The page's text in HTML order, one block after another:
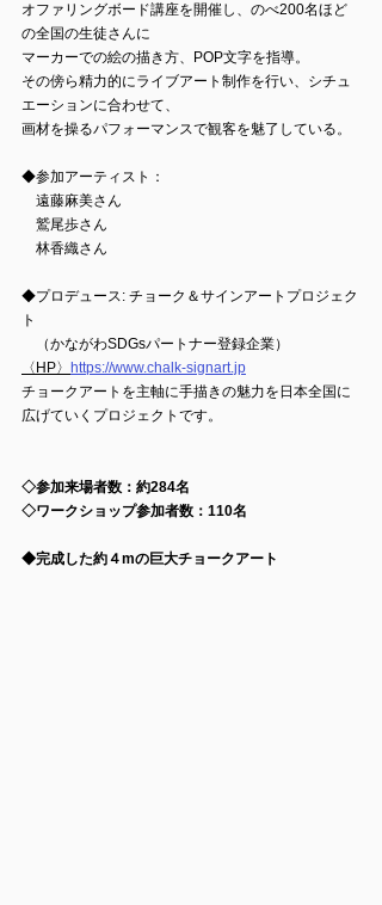
オファリングボード講座を開催し、のべ200名ほど
の全国の生徒さんに
マーカーでの絵の描き方、POP文字を指導。
その傍ら精力的にライブアート制作を行い、シチュ
エーションに合わせて、
画材を操るパフォーマンスで観客を魅了している。
◆参加アーティスト：
遠藤麻美さん
鷲尾歩さん
林香織さん
◆プロデュース: チョーク＆サインアートプロジェク
ト
（かながわSDGsパートナー登録企業）
〈HP〉
https://www.chalk-signart.jp
チョークアートを主軸に手描きの魅力を日本全国に
広げていくプロジェクトです。
◇参加来場者数：約284名
◇ワークショップ参加者数：110名
◆完成した約４mの巨大チョークアート